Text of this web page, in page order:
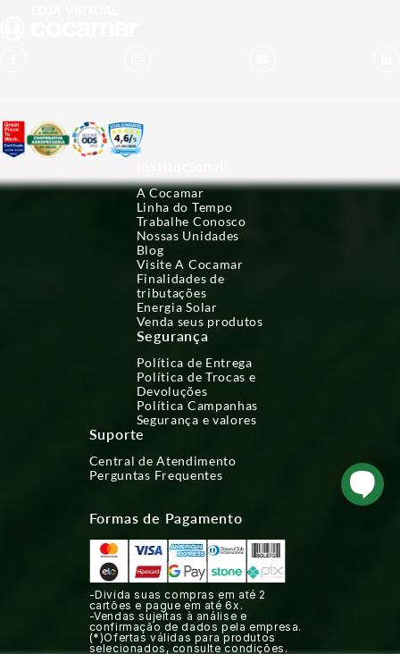
A Cocamar
Linha do Tempo
Trabalhe Conosco
Nossas Unidades
Blog
Visite A Cocamar
Finalidades de
tributações
Energia Solar
Venda seus produtos
Segurança
Política de Entrega
Política de Trocas e
Devoluções
Política Campanhas
Segurança e valores
Suporte
Central de Atendimento
Perguntas Frequentes
Formas de Pagamento
-Divida suas compras em até 2
cartões e pague em até 6x.
-Vendas sujeitas à análise e
confirmação de dados pela empresa.
(*)Ofertas válidas para produtos
selecionados, consulte condições.